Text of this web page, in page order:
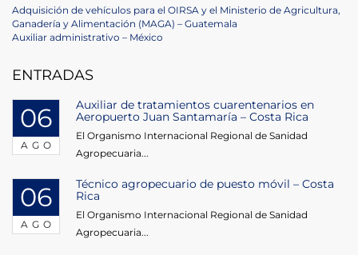
Navegación
de
entradas
Previous
Post
Adquisición de vehículos para el OIRSA y el Ministerio de Agricultura,
Ganadería y Alimentación (MAGA) – Guatemala
Next
Auxiliar administrativo – México
ENTRADAS
06
AGO
Auxiliar de tratamientos cuarentenarios en
Aeropuerto Juan Santamaría – Costa Rica
El Organismo Internacional Regional de Sanidad
Agropecuaria...
06
AGO
Técnico agropecuario de puesto móvil – Costa
Rica
El Organismo Internacional Regional de Sanidad
Agropecuaria...